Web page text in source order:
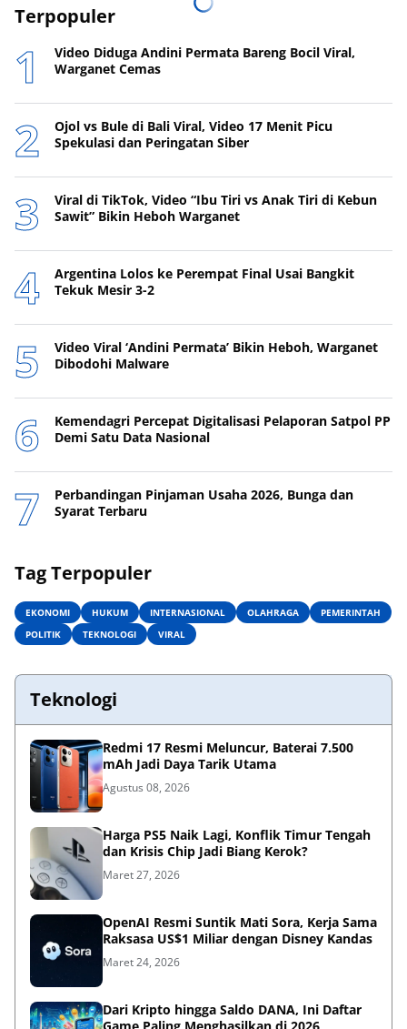
Terpopuler
Video Diduga Andini Permata Bareng Bocil Viral,
Warganet Cemas
Ojol vs Bule di Bali Viral, Video 17 Menit Picu
Spekulasi dan Peringatan Siber
Viral di TikTok, Video “Ibu Tiri vs Anak Tiri di Kebun
Sawit” Bikin Heboh Warganet
Argentina Lolos ke Perempat Final Usai Bangkit
Tekuk Mesir 3-2
Video Viral ‘Andini Permata’ Bikin Heboh, Warganet
Dibodohi Malware
Kemendagri Percepat Digitalisasi Pelaporan Satpol PP
Demi Satu Data Nasional
Perbandingan Pinjaman Usaha 2026, Bunga dan
Syarat Terbaru
Tag Terpopuler
EKONOMI HUKUM INTERNASIONAL OLAHRAGA
PEMERINTAH
POLITIK
TEKNOLOGI VIRAL
Teknologi
Redmi 17 Resmi Meluncur, Baterai 7.500
mAh Jadi Daya Tarik Utama
Agustus 08, 2026
Harga PS5 Naik Lagi, Konflik Timur Tengah
dan Krisis Chip Jadi Biang Kerok?
Maret 27, 2026
OpenAI Resmi Suntik Mati Sora, Kerja Sama
Raksasa US$1 Miliar dengan Disney Kandas
Maret 24, 2026
Dari Kripto hingga Saldo DANA, Ini Daftar